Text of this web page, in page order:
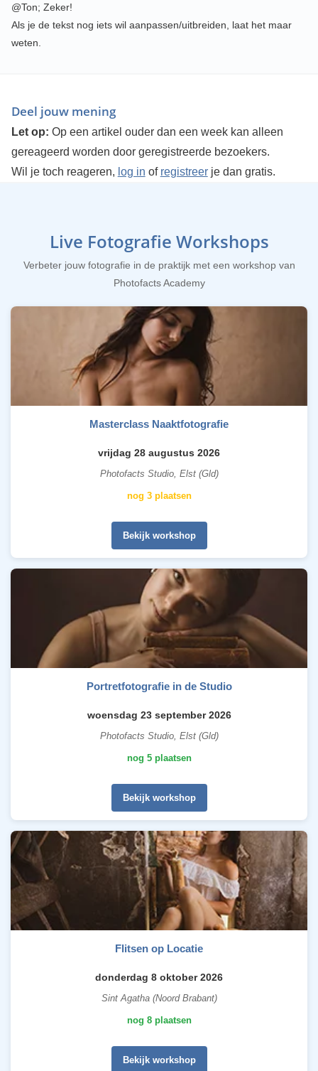
@Ton; Zeker!
Als je de tekst nog iets wil aanpassen/uitbreiden, laat het maar
weten.
Deel jouw mening
Let op: Op een artikel ouder dan een week kan alleen
gereageerd worden door geregistreerde bezoekers.
Wil je toch reageren, log in of registreerje dan gratis.
Live Fotografie Workshops
Verbeter jouw fotografie in de praktijk met een workshop van
Photofacts Academy
Masterclass Naaktfotografie
vrijdag 28 augustus 2026
Photofacts Studio, Elst (Gld)
nog 3 plaatsen
Bekijk workshop
Portretfotografie in de Studio
woensdag 23 september 2026
Photofacts Studio, Elst (Gld)
nog 5 plaatsen
Bekijk workshop
Flitsen op Locatie
donderdag 8 oktober 2026
Sint Agatha (Noord Brabant)
nog 8 plaatsen
Bekijk workshop